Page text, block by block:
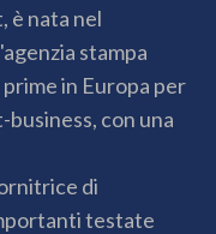
è nata nel
stampa
in Europa per
con una
di
testate